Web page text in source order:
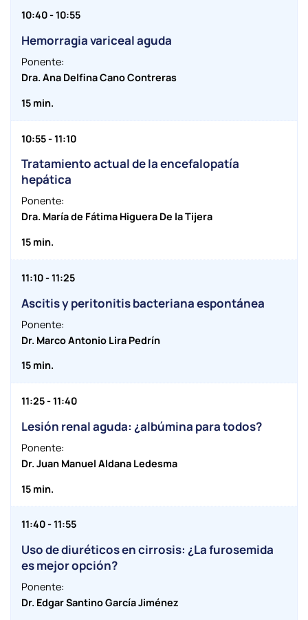
10:40 - 10:55
Hemorragia variceal aguda
Ponente:
Dra. Ana Delfina Cano Contreras
15 min.
10:55 - 11:10
Tratamiento actual de la encefalopatía
hepática
Ponente:
Dra. María de Fátima Higuera De la Tijera
15 min.
11:10 - 11:25
Ascitis y peritonitis bacteriana espontánea
Ponente:
Dr. Marco Antonio Lira Pedrín
15 min.
11:25 - 11:40
Lesión renal aguda: ¿albúmina para todos?
Ponente:
Dr. Juan Manuel Aldana Ledesma
15 min.
11:40 - 11:55
Uso de diuréticos en cirrosis: ¿La furosemida
es mejor opción?
Ponente:
Dr. Edgar Santino García Jiménez